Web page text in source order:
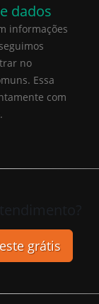
dados
informações
no
Essa
com
grátis